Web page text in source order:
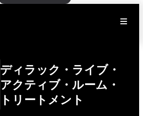
ディラック・ライブ・
アクティブ・ルーム・
トリートメント